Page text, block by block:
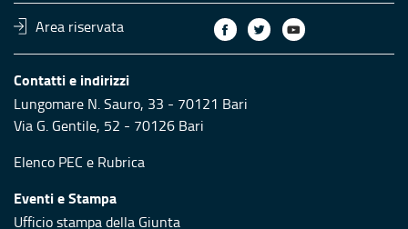
Area riservata
Contatti e indirizzi
Lungomare N. Sauro, 33 - 70121 Bari
Via G. Gentile, 52 - 70126 Bari
Elenco PEC e Rubrica
Eventi e Stampa
Ufficio stampa della Giunta